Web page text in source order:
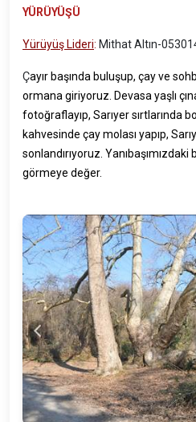
YÜRÜYÜŞÜ
Yürüyüş Lideri: Mithat Altın-
Çayır başında buluşup, çay ve
ormana giriyoruz. Devasa yaşlı
fotoğraflayıp, Sarıyer sırtlarında
kahvesinde çay molası yapıp,
sonlandırıyoruz.
görmeye değer.